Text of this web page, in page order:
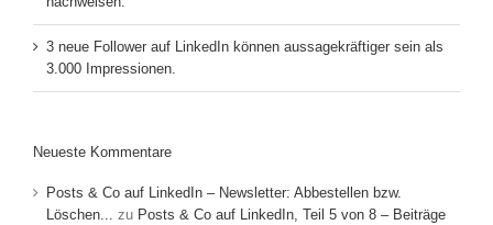
3 neue Follower auf LinkedIn können aussagekräftiger sein als
3.000 Impressionen.
Neueste Kommentare
Posts & Co auf LinkedIn – Newsletter: Abbestellen bzw.
Löschen... zu Posts & Co auf LinkedIn, Teil 5 von 8 – Beiträge